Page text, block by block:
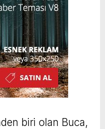
biri olan Buca,